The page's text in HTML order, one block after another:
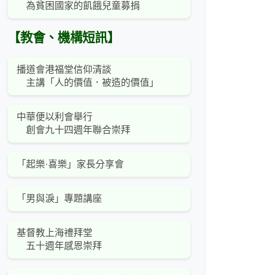
為貧困國家的飢餓兒童募捐
【教會、機構短訊】
播道會港福堂信仰清談
主講「人的價值．被造的價值」
中華便以利會舉行
創會九十四週年聯合崇拜
「起樂·喜樂」家長分享會
「男與淚」專題講座
基督教上海禮拜堂
五十週年感恩崇拜